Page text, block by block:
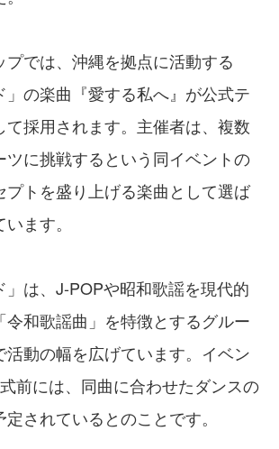
プでは、沖縄を拠点に活動する
」の楽曲『愛する私へ』が公式テ
て採用されます。主催者は、複数
ツに挑戦するという同イベントの
プトを盛り上げる楽曲として選ば
ます。
」は、J-POPや昭和歌謡を現代的
令和歌謡曲」を特徴とするグルー
活動の幅を広げています。イベン
前には、同曲に合わせたダンスの
されているとのことです。